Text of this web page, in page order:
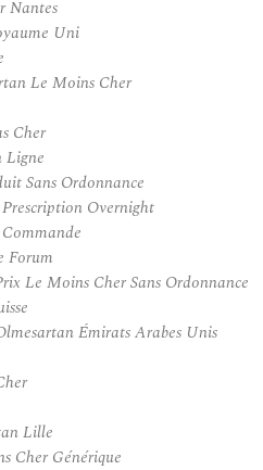
Nantes
Uni
Le Moins Cher
Cher
Ligne
Sans Ordonnance
Overnight
Forum
Le Moins Cher Sans Ordonnance
Émirats Arabes Unis
Lille
Cher Générique